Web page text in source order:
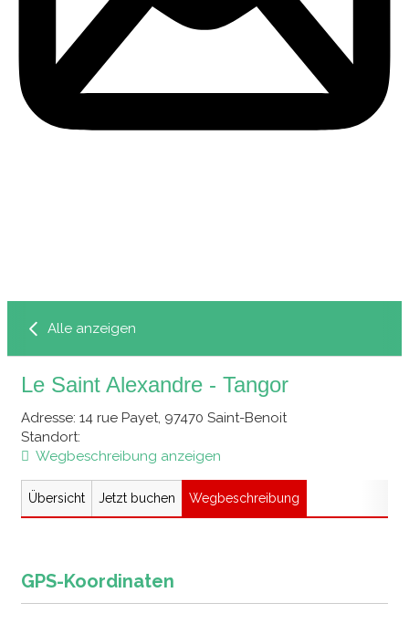
Alle anzeigen
Le Saint Alexandre - Tangor
Adresse: 14 rue Payet, 97470 Saint-Benoit
Standort:
Wegbeschreibung anzeigen
Übersicht Jetzt buchen Wegbeschreibung
GPS-Koordinaten